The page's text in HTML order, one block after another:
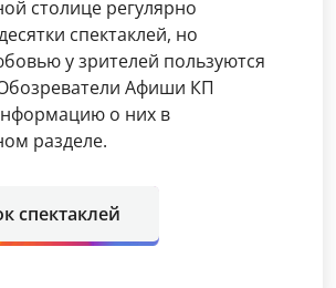
столице регулярно
спектаклей, но
у зрителей пользуются
Афиши КП
о них в
разделе.
спектаклей